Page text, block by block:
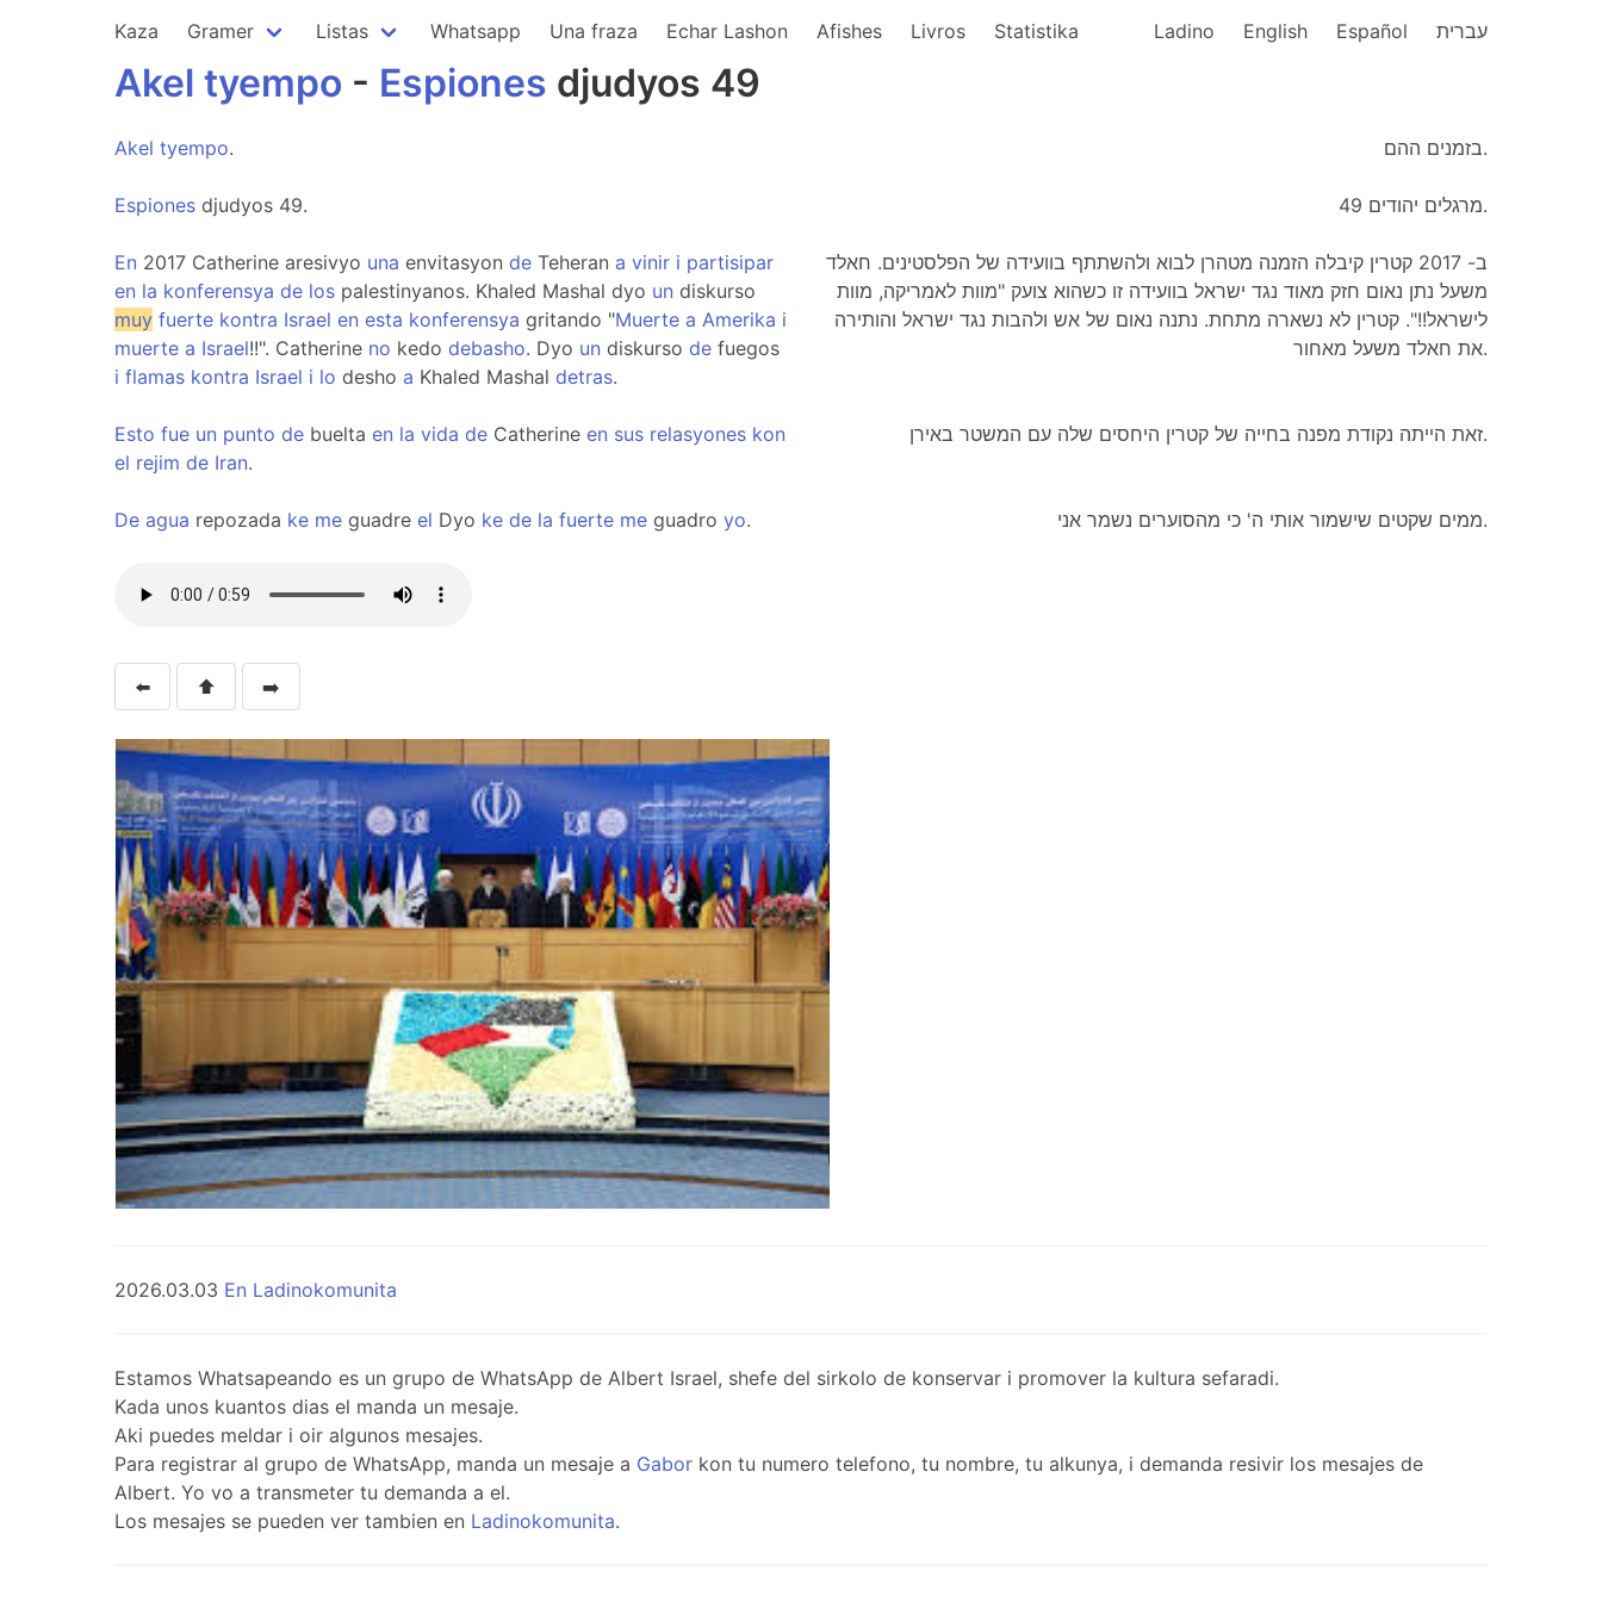
Kaza Gramer Listas Whatsapp Una fraza Echar Lashon Afishes Livros Statistika Ladino English Español עברית
Akel tyempo - Espiones djudyos 49
Akel tyempo. בזמנים ההם.
Espiones djudyos 49. מרגלים יהודים 49.
En 2017 Catherine aresivyo una envitasyon de Teheran a vinir i partisipar
en la konferensya de los palestinyanos. Khaled Mashal dyo un diskurso
muy fuerte kontra Israel en esta konferensya gritando "Muerte a Amerika i
muerte a Israel!!". Catherine no kedo debasho. Dyo un diskurso de fuegos
i flamas kontra Israel i lo desho a Khaled Mashal detras.
ב- 2017 קטרין קיבלה הזמנה מטהרן לבוא ולהשתתף בוועידה של הפלסטינים. חאלד
משעל נתן נאום חזק מאוד נגד ישראל בוועידה זו כשהוא צועק "מוות לאמריקה, מוות
לישראל!!". קטרין לא נשארה מתחת. נתנה נאום של אש ולהבות נגד ישראל והותירה
את חאלד משעל מאחור.
Esto fue un punto de buelta en la vida de Catherine en sus relasyones kon
el rejim de Iran.
זאת הייתה נקודת מפנה בחייה של קטרין היחסים שלה עם המשטר באירן.
De agua repozada ke me guadre el Dyo ke de la fuerte me guadro yo. ממים שקטים שישמור אותי ה' כי מהסוערים נשמר אני.
⬅️ ⬆️ ➡️
2026.03.03 En Ladinokomunita
Estamos Whatsapeando es un grupo de WhatsApp de Albert Israel, shefe del sirkolo de konservar i promover la kultura sefaradi.
Kada unos kuantos dias el manda un mesaje.
Aki puedes meldar i oir algunos mesajes.
Para registrar al grupo de WhatsApp, manda un mesaje a Gabor kon tu numero telefono, tu nombre, tu alkunya, i demanda resivir los mesajes de
Albert. Yo vo a transmeter tu demanda a el.
Los mesajes se pueden ver tambien en Ladinokomunita.